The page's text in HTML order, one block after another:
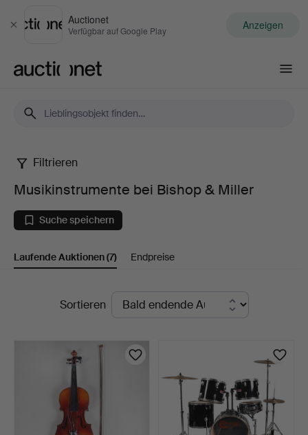
Schließen
Auctionet
Verfügbar auf Google Play Anzeigen
Musikinstrumente
bei
Bishop
&
Filtrieren
Musikinstrumente bei Bishop & Miller
Suche speichern
Laufende Auktionen(7) Endpreise
LaufendeSortieren